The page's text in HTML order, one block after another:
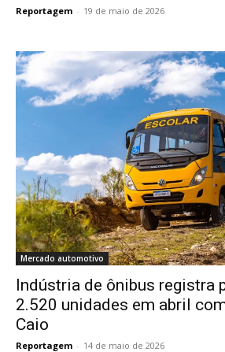
Reportagem - 19 de maio de 2026
Mercado automotivo
Indústria de ônibus registra
2.520 unidades em abril
Caio
Reportagem - 14 de maio de 2026